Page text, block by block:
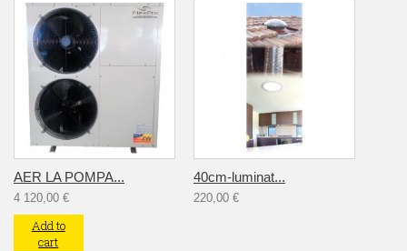
AER LA POMPA...
4 120,00 €
Add to
cart
40cm-luminat...
220,00 €